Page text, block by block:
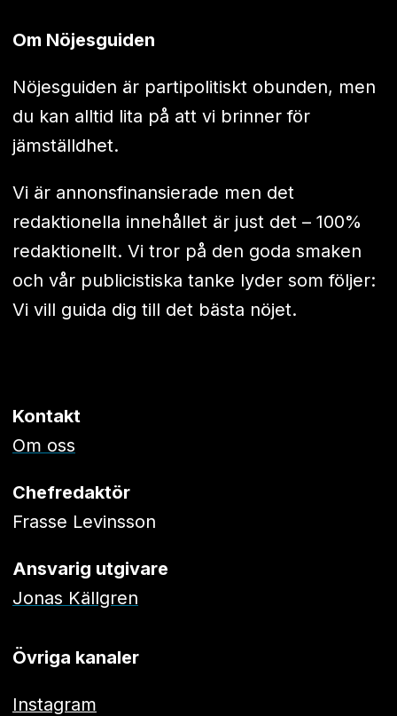
Om Nöjesguiden
Nöjesguiden är partipolitiskt obunden, men
du kan alltid lita på att vi brinner för
jämställdhet.
Vi är annonsfinansierade men det
redaktionella innehållet är just det – 100%
redaktionellt. Vi tror på den goda smaken
och vår publicistiska tanke lyder som följer:
Vi vill guida dig till det bästa nöjet.
Kontakt
Om oss
Chefredaktör
Frasse Levinsson
Ansvarig utgivare
Jonas Källgren
Övriga kanaler
Instagram